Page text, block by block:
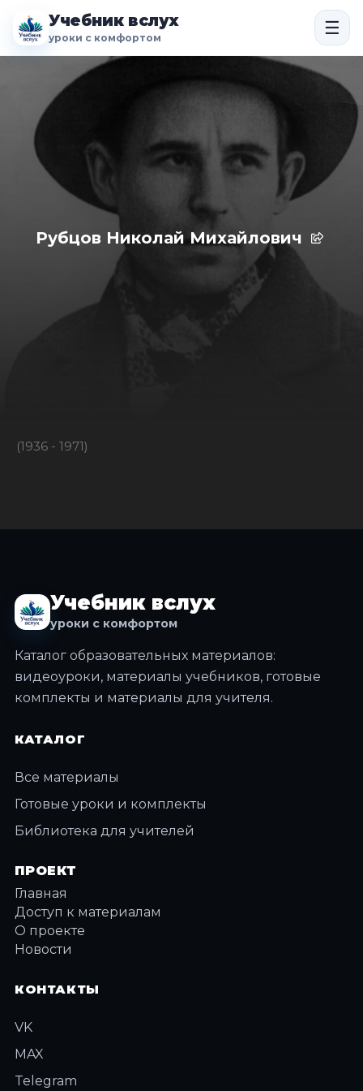
Учебник вслух
уроки с комфортом ☰
Рубцов Николай Михайлович
(1936 - 1971)
Учебник вслух
уроки с комфортом
Каталог образовательных материалов:
видеоуроки, материалы учебников, готовые
комплекты и материалы для учителя.
КАТАЛОГ
Все материалы
Готовые уроки и комплекты
Библиотека для учителей
ПРОЕКТ
Главная
Доступ к материалам
О проекте
Новости
КОНТАКТЫ
VK
MAX
Telegram